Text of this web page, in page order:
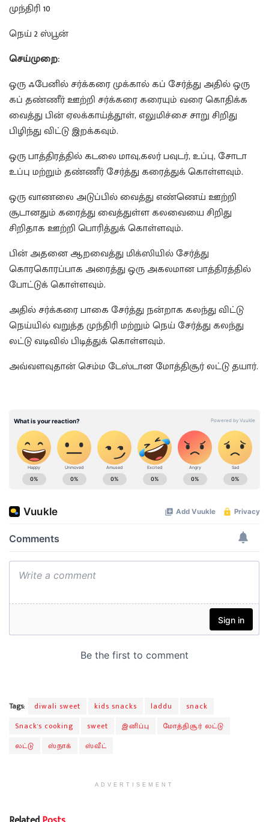
முந்திரி 10
நெய் 2 ஸ்பூன்
செய்முறை:
ஒரு ஃபேனில் சர்க்கரை முக்கால் கப் சேர்த்து அதில் ஒரு
கப் தண்ணீர் ஊற்றி சர்க்கரை கரையும் வரை கொதிக்க
வைத்து பின் ஏலக்காய்த்தூள், எலுமிச்சை சாறு சிறிது
பிழிந்து விட்டு இறக்கவும்.
ஒரு பாத்திரத்தில் கடலை மாவு,கலர் பவுடர், உப்பு, சோடா
உப்பு மற்றும் தண்ணீர் சேர்த்து கரைத்துக் கொள்ளவும்.
ஒரு வாணலை அடுப்பில் வைத்து எண்ணெய் ஊற்றி
சூடானதும் கரைத்து வைத்துள்ள கலவையை சிறிது
சிறிதாக ஊற்றி பொரித்துக் கொள்ளவும்.
பின் அதனை ஆறவைத்து மிக்ஸியில் சேர்த்து
கொரகொரப்பாக அரைத்து ஒரு அகலமான பாத்திரத்தில்
போட்டுக் கொள்ளவும்.
அதில் சர்க்கரை பாகை சேர்த்து நன்றாக கலந்து விட்டு
நெய்யில் வறுத்த முந்திரி மற்றும் நெய் சேர்த்து கலந்து
லட்டு வடிவில் பிடித்துக் கொள்ளவும்.
அவ்வளவுதான் செம்ம டேஸ்டான மோத்திசூர் லட்டு தயார்.
Tags: diwali sweet kids snacks laddu
snack
Snack's cooking
sweet இனிப்பு
மோத்திசூர் லட்டு
லட்டு
ஸ்நாக் ஸ்வீட்
ADVERTISEMENT